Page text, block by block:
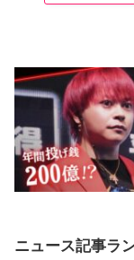
ニュース記事ラ